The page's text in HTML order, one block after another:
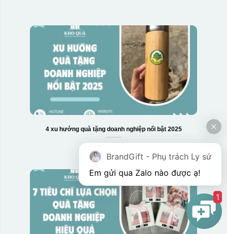
4 xu hướng quà tặng doanh nghiệp nổi bật 2025
BrandGift - Phụ trách Ly sứ
Em gửi qua Zalo nào được ạ!
1